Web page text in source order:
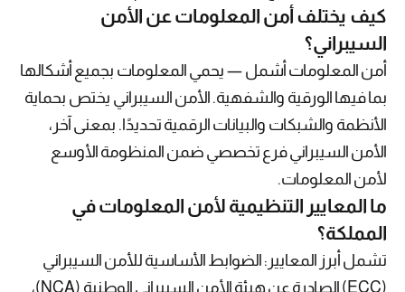
كيف يختلف أمن المعلومات عن الأمن
السيبراني؟
أمن المعلومات أشمل — يحمي المعلومات بجميع أشكالها
بما فيها الورقية والشفهية. الأمن السيبراني يختص بحماية
الأنظمة والشبكات والبيانات الرقمية تحديدًا. بمعنى آخر،
الأمن السيبراني فرع تخصصي ضمن المنظومة الأوسع
لأمن المعلومات.
ما المعايير التنظيمية لأمن المعلومات في
المملكة؟
تشمل أبرز المعايير: الضوابط الأساسية للأمن السيبراني
(ECC) الصادرة عن هيئة الأمن السيبراني الوطنية (NCA)،